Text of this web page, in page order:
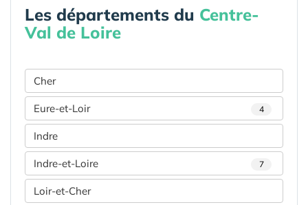
Les départements du Centre-
Val de Loire
Cher
Eure-et-Loir 4
Indre
Indre-et-Loire 7
Loir-et-Cher